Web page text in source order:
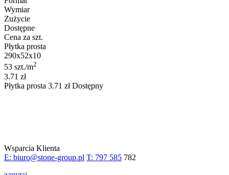
Wymiar
Zużycie
Dostępne
Cena za szt.
Płytka prosta
290x52x10
53 szt./m2
3.71 zł
Płytka prosta 3.71 zł Dostępny
Wsparcia Klienta
E: biuro@stone-group.pl T: 797 585 782